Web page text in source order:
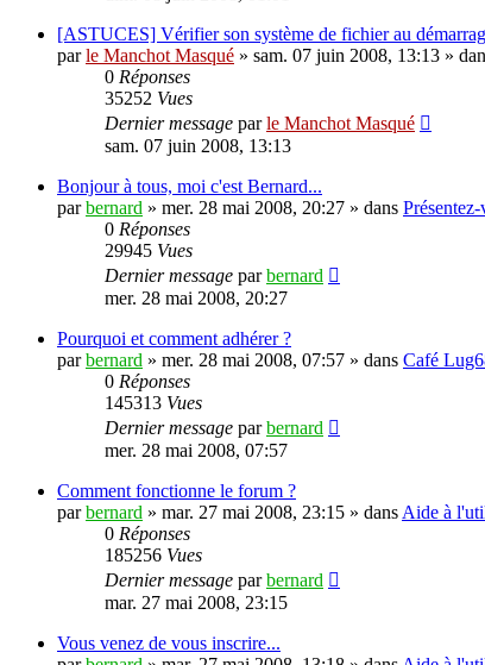
[ASTUCES] Vérifier son système de fichier au
parle Manchot Masqué » sam. 07 juin 2008, 13:13 »
0 Réponses
35252 Vues
Dernier message parle Manchot Masqué
sam. 07 juin 2008, 13:13
Bonjour à tous, moi c'est Bernard...
parbernard » mer. 28 mai 2008, 20:27 » dans
0 Réponses
29945 Vues
Dernier message parbernard
mer. 28 mai 2008, 20:27
Pourquoi et comment adhérer ?
parbernard » mer. 28 mai 2008, 07:57 » dans Café
0 Réponses
145313 Vues
Dernier message parbernard
mer. 28 mai 2008, 07:57
Comment fonctionne le forum ?
parbernard » mar. 27 mai 2008, 23:15 » dans Aide à
0 Réponses
185256 Vues
Dernier message parbernard
mar. 27 mai 2008, 23:15
Vous venez de vous inscrire...